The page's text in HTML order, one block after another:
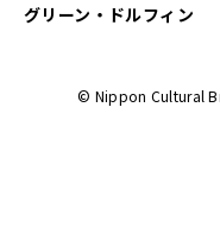
グリーン・ドルフィン
© Nippon Cultural